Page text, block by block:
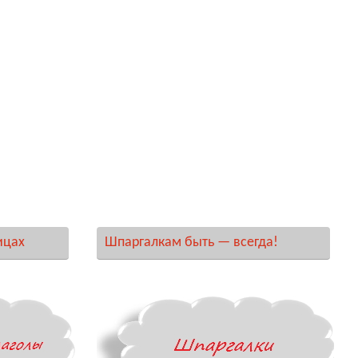
Шпаргалкам быть — всегда!